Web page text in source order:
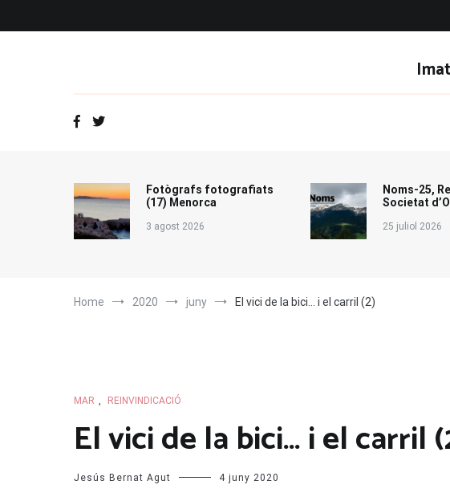
Fotògrafs fotografiats
(17) Menorca
3 agost 2026
Noms-25,
Societat
25 juliol 2026
Home 2020 juny El vici de la bici… i el carril (2)
MAR , REINVINDICACIÓ
El vici de la bici… i el carril
Jesús Bernat Agut 4 juny 2020